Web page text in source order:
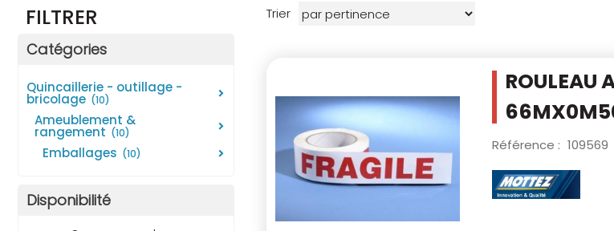
FILTRER
Catégories
quincaillerie - outillage -
bricolage (10)
ameublement &
rangement (10)
emballages (10)
Disponibilité
Trier
ROULEAU
Référence : 109569